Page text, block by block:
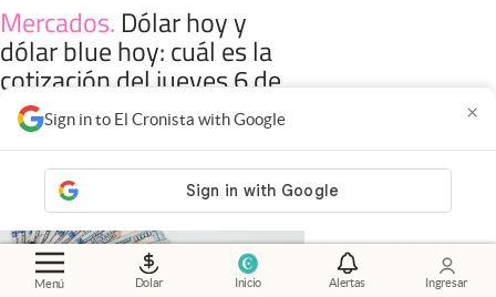
Menú Dolar Inicio Alertas Ingresar
Sign in to El Cronista with Google ×
Mercados. Dólar hoy y
dólar blue hoy: cuál es la
cotización del jueves 6 de
agosto minuto a minuto